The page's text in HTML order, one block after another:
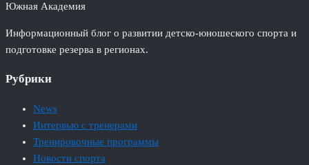
Южная Академия
Информационный блог о развитии детско-юношеского спорта и
подготовке резерва в регионах.
Рубрики
News
Интервью с тренерами
Тренировочные программы
Новости спорта